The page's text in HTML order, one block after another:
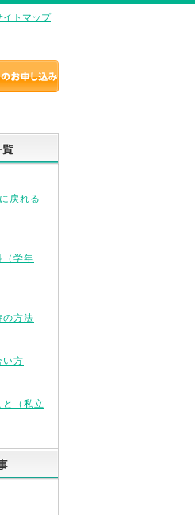
イトマップ
戻れる
（学年
の方法
い方
（私立